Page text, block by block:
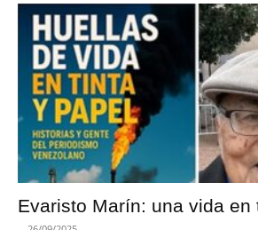
Evaristo Marín: una vida en